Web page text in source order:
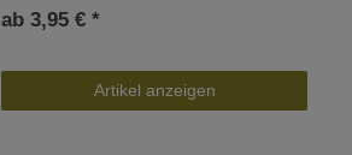
ab 3,95 € *
Artikel anzeigen